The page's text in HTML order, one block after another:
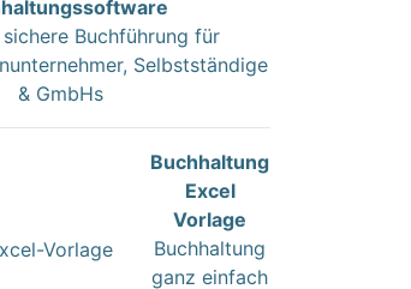
Buchführung für
Selbstständige
& GmbHs
Buchhaltung
Excel
Vorlage
Buchhaltung
ganz einfach